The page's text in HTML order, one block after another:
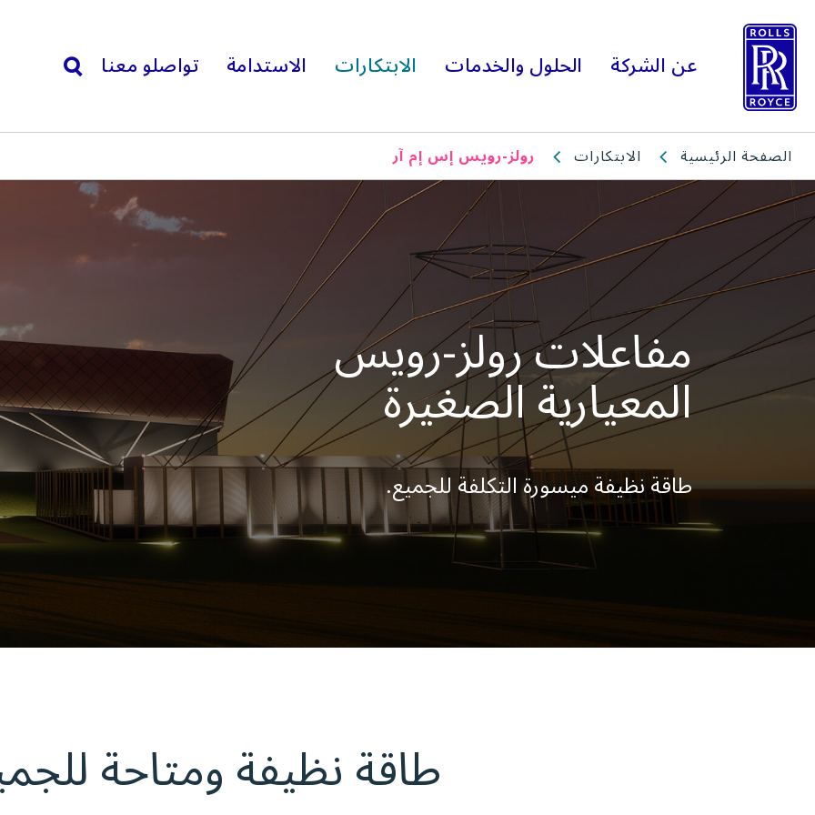
عن الشركة الحلول والخدمات الابتكارات الاستدامة تواصلو معنا
الصفحة الرئيسية الابتكارات رولز-رويس إس إم آر
مفاعلات رولز-رويس
المعيارية الصغيرة
طاقة نظيفة ميسورة التكلفة للجميع.
طاقة نظيفة ومتاحة